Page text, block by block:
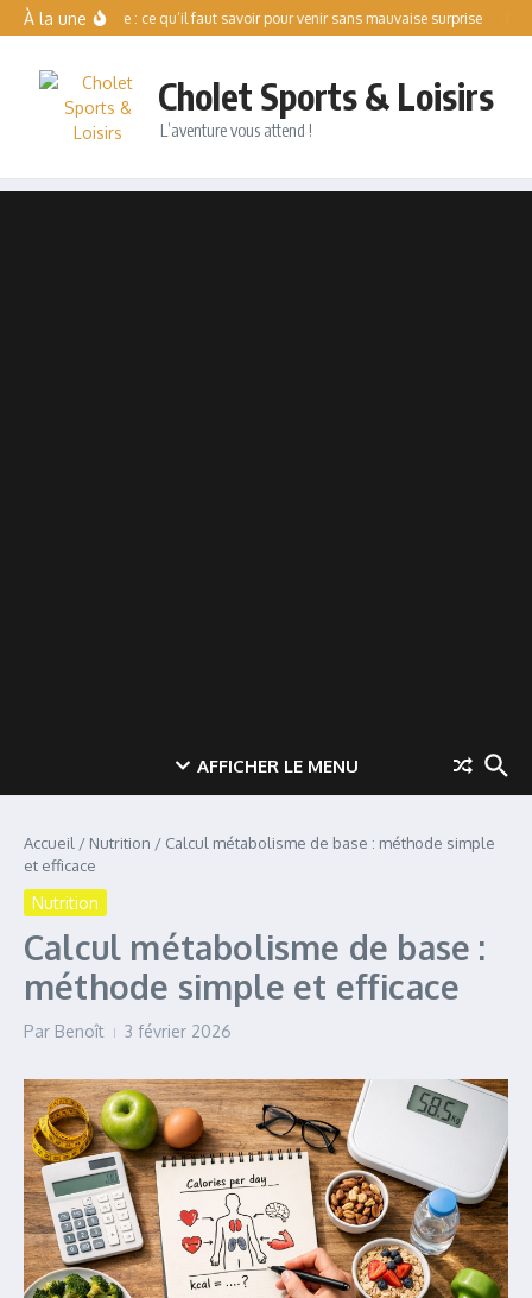
Aller au contenu
À la une
Tennis libre : ce qu’il faut savoir pour venir sans mauvaise surprise
Cholet Sports & Loisirs
L’aventure vous attend !
AFFICHER LE MENU
Accueil / Nutrition / Calcul métabolisme de base : méthode simple
et efficace
Nutrition
Calcul métabolisme de base :
méthode simple et efficace
Par Benoît 3 février 2026